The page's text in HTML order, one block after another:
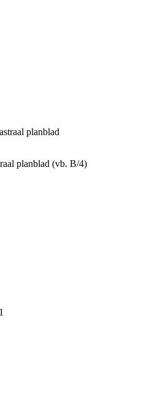
planblad
planblad (vb. B/4)